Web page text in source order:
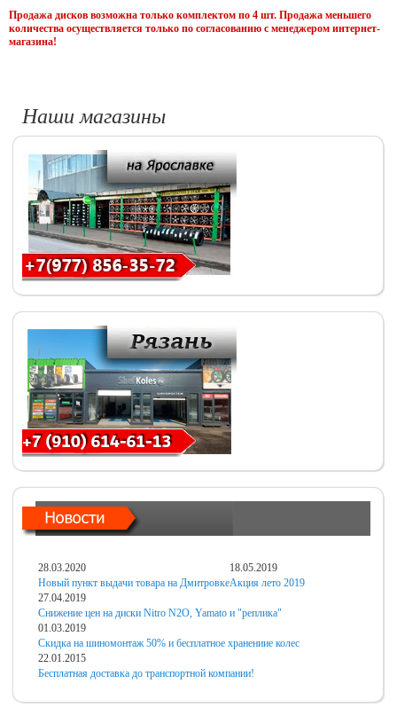
Продажа дисков возможна только комплектом по 4 шт. Продажа меньшего
количества осуществляется только по согласованию с менеджером интернет-
магазина!
Наши магазины
28.03.2020
Новый пункт выдачи товара на Дмитровке
18.05.2019
Акция лето 2019
27.04.2019
Снижение цен на диски Nitro N2O, Yamato и "реплика"
01.03.2019
Скидка на шиномонтаж 50% и бесплатное хранениие колес
22.01.2015
Бесплатная доставка до транспортной компании!